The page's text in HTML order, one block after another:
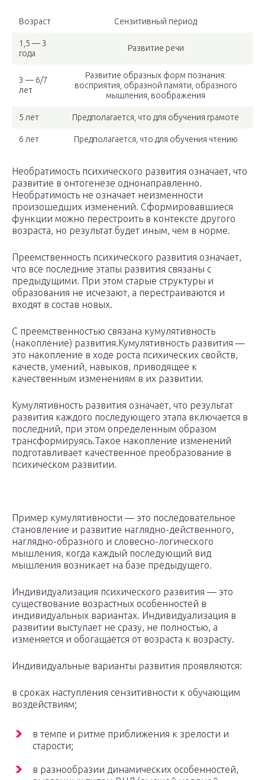
Возраст Сензитивный период
1,5 — 3
года
Развитие речи
3 — 6/7
лет
Развитие образных форм познания:
восприятия, образной памяти, образного
мышления, воображения
5 лет Предполагается, что для обучения грамоте
6 лет Предполагается, что для обучения чтению
Необратимость психического развития означает, что
развитие в онтогенезе однонаправленно.
Необратимость не означает неизменности
произошедших изменений. Сформировавшиеся
функции можно перестроить в контексте другого
возраста, но результат будет иным, чем в норме.
Преемственность психического развития означает,
что все последние этапы развития связаны с
предыдущими. При этом старые структуры и
образования не исчезают, а перестраиваются и
входят в состав новых.
С преемственностью связана кумулятивность
(накопление) развития.Кумулятивность развития —
это накопление в ходе роста психических свойств,
качеств, умений, навыков, приводящее к
качественным изменениям в их развитии.
Кумулятивность развития означает, что результат
развития каждого последующего этапа включается в
последний, при этом определенным образом
трансформируясь.Такое накопление изменений
подготавливает качественное преобразование в
психическом развитии.
Пример кумулятивности — это последовательное
становление и развитие наглядно-действенного,
наглядно-образного и словесно-логического
мышления, когда каждый последующий вид
мышления возникает на базе предыдущего.
Индивидуализация психического развития — это
существование возрастных особенностей в
индивидуальных вариантах. Индивидуализация в
развитии выступает не сразу, не полностью, а
изменяется и обогащается от возраста к возрасту.
Индивидуальные варианты развития проявляются:
в сроках наступления сензитивности к обучающим
воздействиям;
в темпе и ритме приближения к зрелости и
старости;
в разнообразии динамических особенностей,